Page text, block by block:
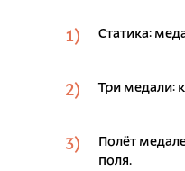
Статика:
Три медали:
Полёт
поля.